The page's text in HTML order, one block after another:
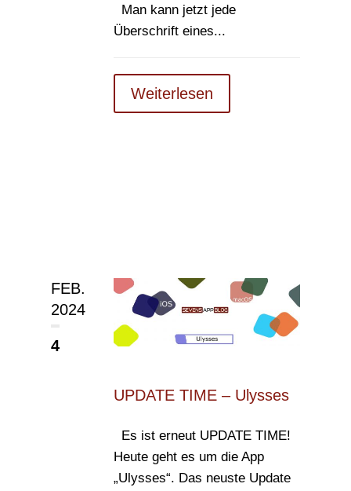
Man kann jetzt jede
Überschrift eines...
Weiterlesen
FEB.
2024
4
UPDATE TIME – Ulysses
Es ist erneut UPDATE TIME!
Heute geht es um die App
„Ulysses“. Das neuste Update